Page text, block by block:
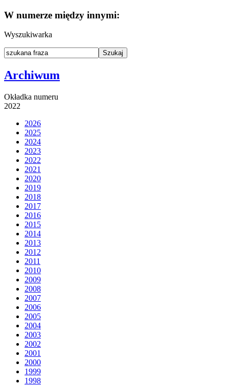
W numerze między innymi:
Wyszukiwarka
Archiwum
Okładka numeru
2022
2026
2025
2024
2023
2022
2021
2020
2019
2018
2017
2016
2015
2014
2013
2012
2011
2010
2009
2008
2007
2006
2005
2004
2003
2002
2001
2000
1999
1998